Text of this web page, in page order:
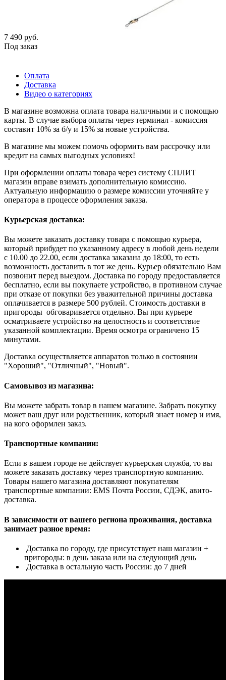
7 490 руб.
Под заказ
Оплата
Доставка
Видео о категориях
В магазине возможна оплата товара наличными и с помощью
карты. В случае выбора оплаты через терминал - комиссия
составит 10% за б/у и 15% за новые устройства.
В магазине мы можем помочь оформить вам рассрочку или
кредит на самых выгодных условиях!
При оформлении оплаты товара через систему СПЛИТ
магазин вправе взимать дополнительную комиссию.
Актуальную информацию о размере комиссии уточняйте у
оператора в процессе оформления заказа.
Курьерская доставка:
Вы можете заказать доставку товара с помощью курьера,
который прибудет по указанному адресу в любой день недели
с 10.00 до 22.00, если доставка заказана до 18:00, то есть
возможность доставить в тот же день. Курьер обязательно Вам
позвонит перед выездом. Доставка по городу предоставляется
бесплатно, если вы покупаете устройство, в противном случае
при отказе от покупки без уважительной причины доставка
оплачивается в размере 500 рублей. Стоимость доставки в
пригороды обговаривается отдельно. Вы при курьере
осматриваете устройство на целостность и соответствие
указанной комплектации. Время осмотра ограничено 15
минутами.
Доставка осуществляется аппаратов только в состоянии
"Хороший", "Отличный", "Новый".
Самовывоз из магазина:
Вы можете забрать товар в нашем магазине. Забрать покупку
может ваш друг или родственник, который знает номер и имя,
на кого оформлен заказ.
Транспортные компании:
Если в вашем городе не действует курьерская служба, то вы
можете заказать доставку через транспортную компанию.
Товары нашего магазина доставляют покупателям
транспортные компании: EMS Почта России, СДЭК, авито-
доставка.
В зависимости от вашего региона проживания, доставка
занимает разное время:
Доставка по городу, где присутствует наш магазин +
пригороды: в день заказа или на следующий день
Доставка в остальную часть России: до 7 дней